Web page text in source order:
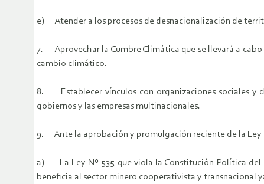
e) Atender a los procesos de desnacionalización de
7. Aprovechar la Cumbre Climática que se llevará a
cambio climático.
8. Establecer vínculos con organizaciones sociales y
gobiernos y las empresas multinacionales.
9. Ante la aprobación y promulgación reciente de la Ley
a) La Ley Nº 535 que viola la Constitución Política del
beneficia al sector minero cooperativista y transnacional